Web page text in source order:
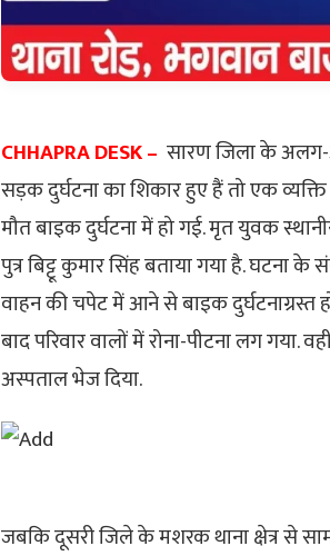
CHHAPRA DESK – सारण जिला के अलग-
सड़क दुर्घटना का शिकार हुए हैं तो एक
मौत बाइक दुर्घटना में हो गई. मृत युवक
पुत्र बिट्टू कुमार सिंह बताया गया है. घटना
वाहन की चपेट में आने से बाइक
बाद परिवार वालों में रोना-पीटना लग
अस्पताल भेज दिया.
जबकि दूसरी जिले के मशरक थाना क्षेत्र से